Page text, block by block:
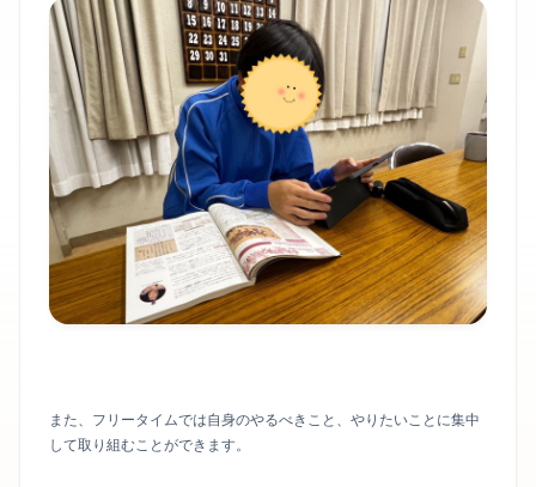
また、フリータイムでは自身のやるべきこと、やりたいことに集中
して取り組むことができます。